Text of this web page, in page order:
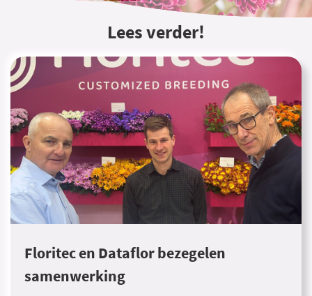
Lees verder!
Floritec en Dataflor bezegelen
samenwerking